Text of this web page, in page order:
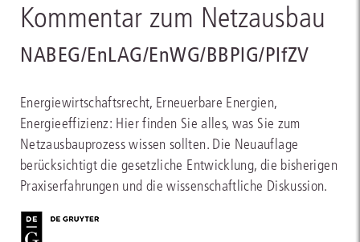
Kommentar zum Netzausbau
NABEG/EnLAG/EnWG/BBPlG/PlfZV
Energiewirtschaftsrecht, Erneuerbare Energien,
Energieeffizienz: Hier finden Sie alles, was Sie zum
Netzausbauprozess wissen sollten. Die Neuauflage
berücksichtigt die gesetzliche Entwicklung, die bisherigen
Praxiserfahrungen und die wissenschaftliche Diskussion.